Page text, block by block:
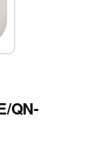
QN-